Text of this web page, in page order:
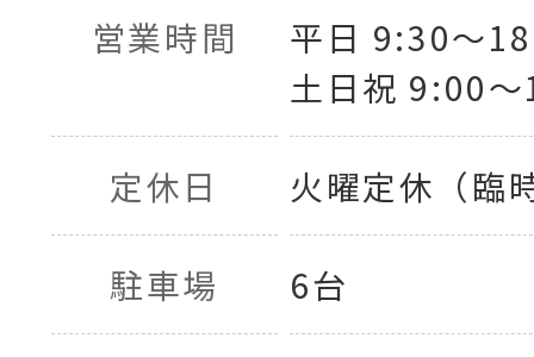
営業時間
平日 9:30〜
土日祝 9:00
定休日 火曜定休（臨
駐車場 6台